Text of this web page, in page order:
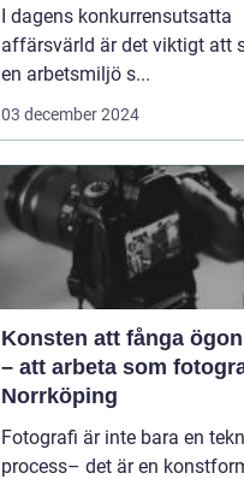
I dagens konkurrensutsatta
affärsvärld är det viktigt att
en arbetsmiljö s...
03 december 2024
Konsten att fånga
– att arbeta som
Norrköping
Fotografi är inte bara en
process– det är en